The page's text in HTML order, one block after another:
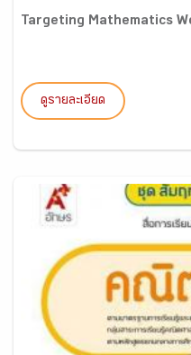
Targeting Mathematics
ดูรายละเอียด